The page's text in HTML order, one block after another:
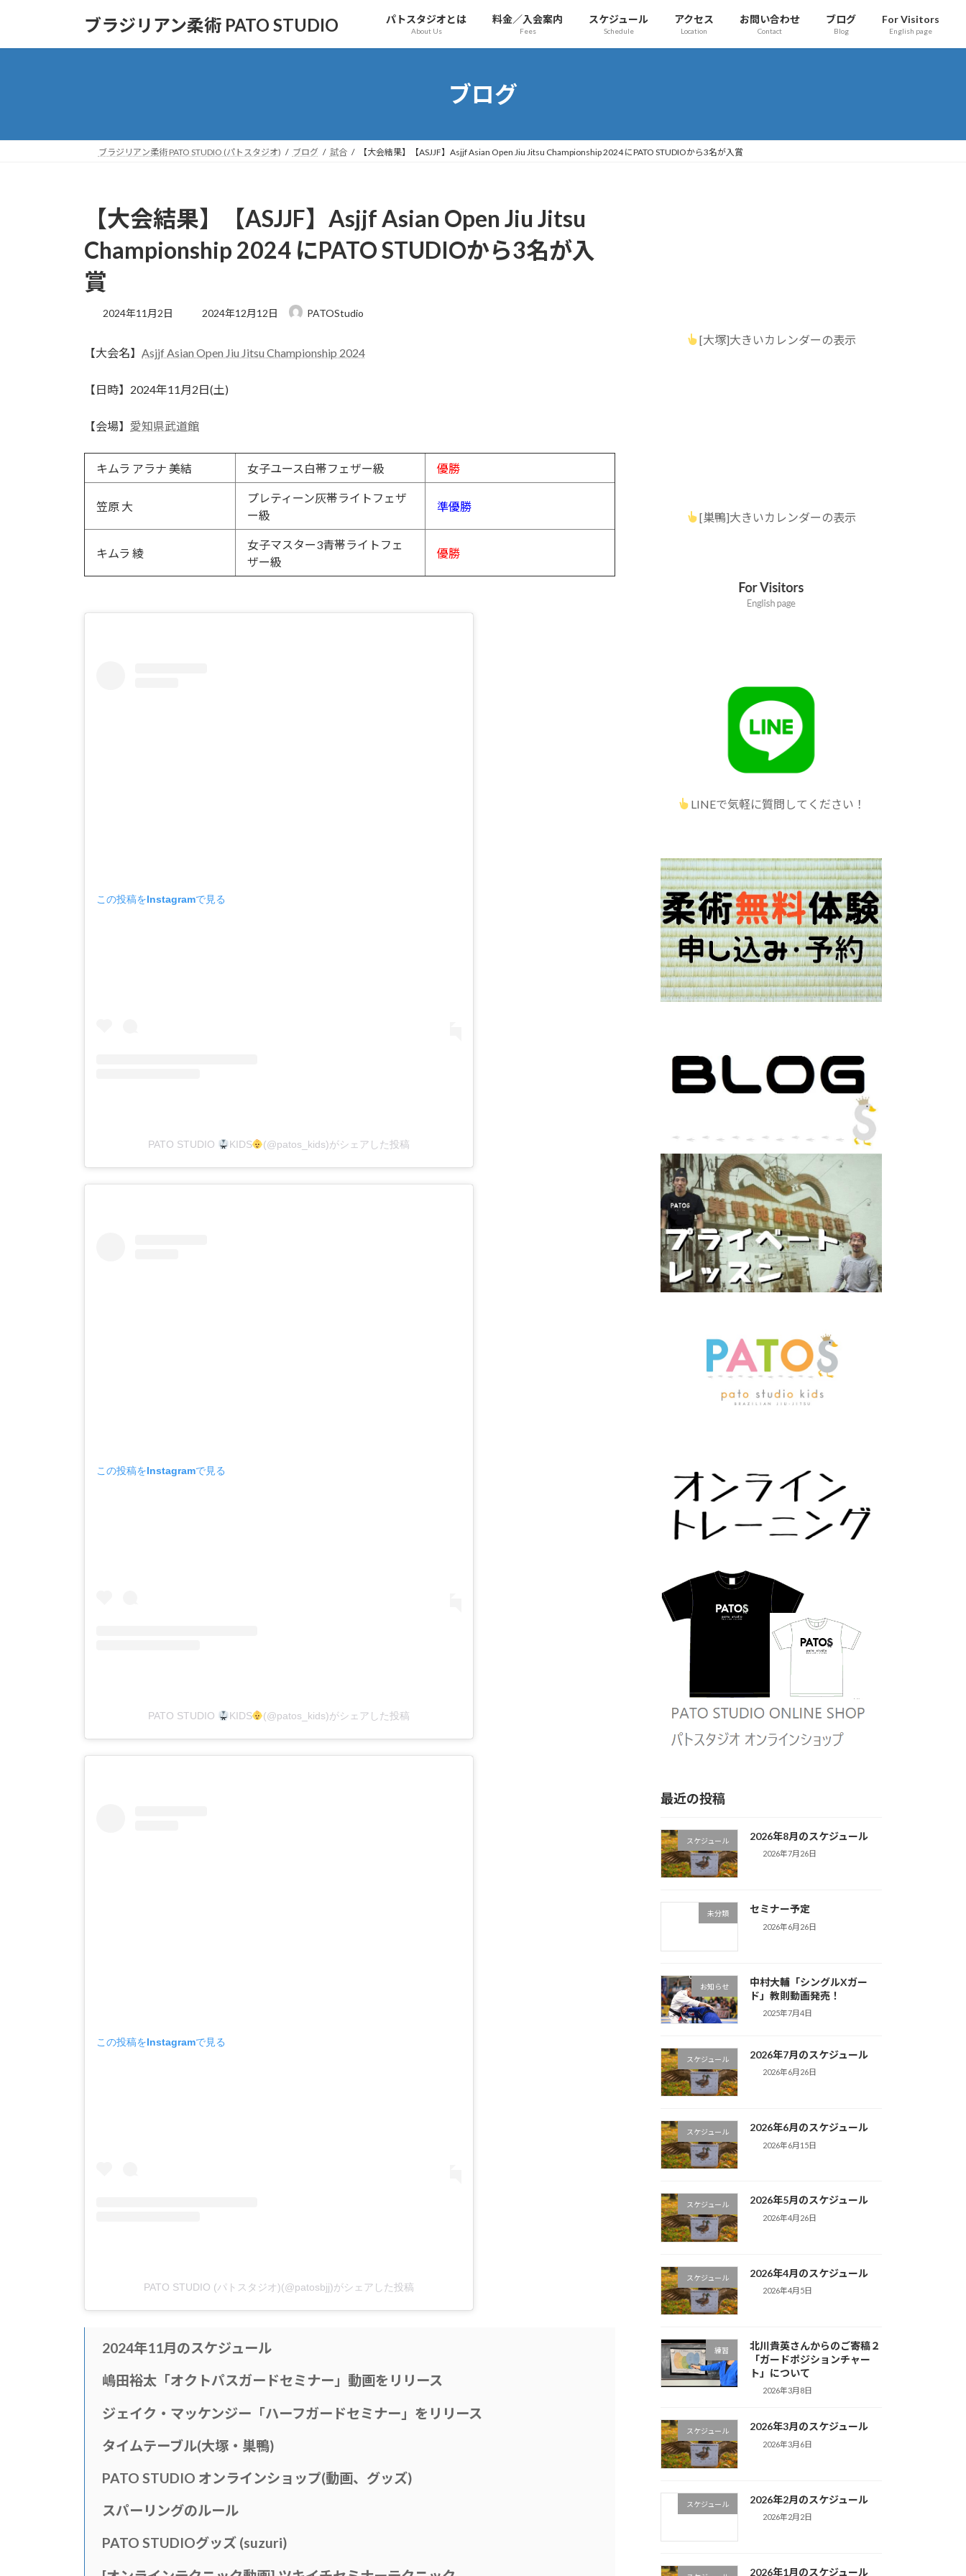
ブラジリアン柔術 PATO STUDIO パトスタジオとは
About Us
料金／入会案内
Fees
スケジュール
Schedule
アクセス
Location
お問い合わせ
Contact
ブログ
Blog
For Visitors
English page
ブログ
ブラジリアン柔術 PATO STUDIO (パトスタジオ) ブログ 試合 【大会結果】【ASJJF】Asjjf Asian Open Jiu Jitsu Championship 2024 にPATO STUDIOから3名が入賞
【大会結果】【ASJJF】Asjjf Asian Open Jiu Jitsu
Championship 2024 にPATO STUDIOから3名が入
賞
2024年11月2日
最
新
時
:
2024年12月12日 PATOStudio
【大会名】 Asjjf Asian Open Jiu Jitsu Championship 2024
【日時】2024年11月2日(土)
【会場】 愛知県武道館
キムラ アラナ 美結 女子ユース白帯フェザー級 優勝
笠原 大
プレティーン灰帯ライトフェザ
ー級
準優勝
キムラ 綾
女子マスター3青帯ライトフェ
ザー級
優勝
この投稿をInstagramで見る
PATO STUDIO KIDS (@patos_kids)がシェアした投稿
この投稿をInstagramで見る
PATO STUDIO KIDS (@patos_kids)がシェアした投稿
この投稿をInstagramで見る
PATO STUDIO (パトスタジオ)(@patosbjj)がシェアした投稿
2024年11月のスケジュール
嶋田裕太「オクトパスガードセミナー」動画をリリース
ジェイク・マッケンジー「ハーフガードセミナー」をリリース
タイムテーブル(大塚・巣鴨)
PATO STUDIO オンラインショップ(動画、グッズ)
スパーリングのルール
PATO STUDIOグッズ (suzuri)
[大塚]大きいカレンダーの表示
[巣鴨]大きいカレンダーの表示
LINEで気軽に質問してください！
最近の投稿
スケジュール 2026年8月のスケジュール
2026年7月26日
未分類 セミナー予定
2026年6月26日
お知らせ
中村大輔「シングルXガー
ド」教則動画発売！
2025年7月4日
スケジュール 2026年7月のスケジュール
2026年6月26日
スケジュール 2026年6月のスケジュール
2026年6月15日
スケジュール 2026年5月のスケジュール
2026年4月26日
スケジュール 2026年4月のスケジュール
2026年4月5日
練習
北川貴英さんからのご寄稿２
「ガードポジションチャー
ト」について
2026年3月8日
スケジュール 2026年3月のスケジュール
2026年3月6日
スケジュール 2026年2月のスケジュール
2026年2月2日
2026年1月のスケジュール